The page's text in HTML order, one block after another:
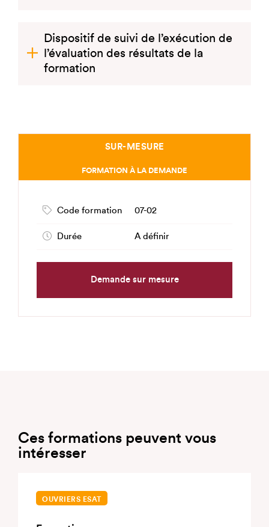
Dispositif de suivi de l’exécution de
l’évaluation des résultats de la
formation
SUR-MESURE
FORMATION À LA DEMANDE
Code formation 07-02
Durée A définir
Demande sur mesure
Ces formations peuvent vous
intéresser
OUVRIERS ESAT